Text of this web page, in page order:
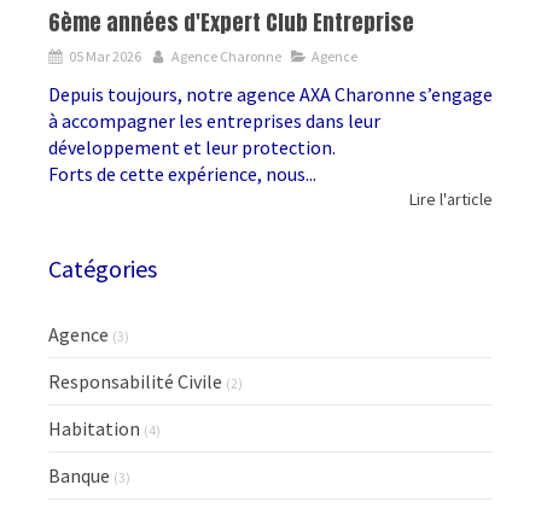
6ème années d'Expert Club Entreprise
05 Mar 2026 Agence Charonne Agence
Depuis toujours, notre agence AXA Charonne s’engage
à accompagner les entreprises dans leur
développement et leur protection.
Forts de cette expérience, nous...
Lire l'article
Catégories
Agence (3)
Responsabilité Civile (2)
Habitation (4)
Banque (3)